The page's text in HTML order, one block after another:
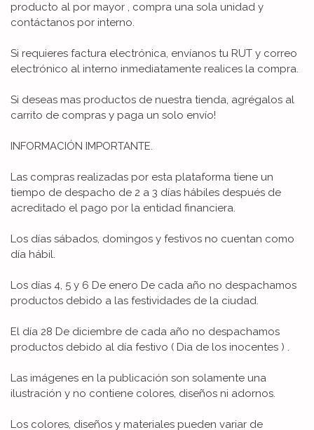
producto al por mayor , compra una sola unidad y
contáctanos por interno.
Si requieres factura electrónica, envíanos tu RUT y correo
electrónico al interno inmediatamente realices la compra.
Si deseas mas productos de nuestra tienda, agrégalos al
carrito de compras y paga un solo envío!
INFORMACIÓN IMPORTANTE.
Las compras realizadas por esta plataforma tiene un
tiempo de despacho de 2 a 3 días hábiles después de
acreditado el pago por la entidad financiera.
Los días sábados, domingos y festivos no cuentan como
día hábil.
Los días 4, 5 y 6 De enero De cada año no despachamos
productos debido a las festividades de la ciudad.
El día 28 De diciembre de cada año no despachamos
productos debido al día festivo ( Dia de los inocentes ) .
Las imágenes en la publicación son solamente una
ilustración y no contiene colores, diseños ni adornos.
Los colores, diseños y materiales pueden variar de